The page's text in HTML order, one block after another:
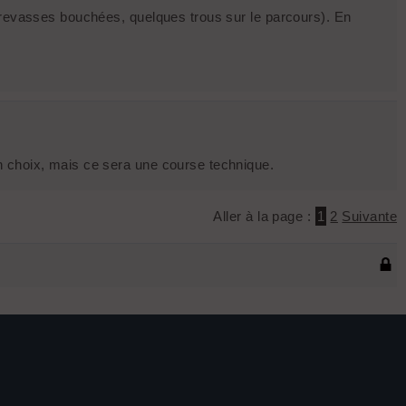
bouchées, quelques trous sur le parcours). En
mais ce sera une course technique.
Aller à la page : 1 2 Suivante